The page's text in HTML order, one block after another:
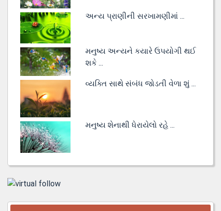
અન્ય પ્રાણીની સરખામણીમાં ...
મનુષ્ય અન્યને કયારે ઉપયોગી થઈ
શકે ...
વ્યક્તિ સાથે સંબંધ જોડતી વેળા શું ...
મનુષ્ય શેનાથી ધેરાયેલો રહે ...